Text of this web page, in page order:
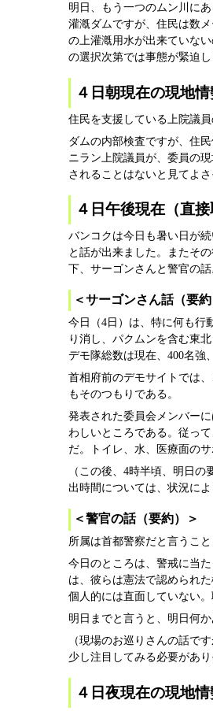
明日、もう一つのムン川に
灌漑ダムですが、住民は数
の上灌漑用水が出来ていな
の選択次第では事態が緊迫し
４日朝現在の現地
住民を支援している上院議
ダムの内部検査ですが、住
ニラン上院議員が、委員の
されることはないと見てよ
４日午後現在（直
バンコクは今日も暑い日が
と話が出来ました。またそ
下、サーゴンさんと警官の話
＜サーゴンさん話（要約
今日（4日）は、特に何も行
り消し、パクムンを含む東
デモ隊総数は現在、400名強
首相府前のデモサイトでは
もそのつもりである。
発表された委員会メンバー
わしいところである。従っ
だ。トイレ、水、医療面のサ
（この後、4時半頃、明日
出時間については、状況に
＜警官の話（要約）＞
所属は首都警察だと言うこと
今日のところは、警戒に当
は、彼らは憲法で認められ
個人的には直面していない
明日までと言うと、明日何
（現場のお巡りさんの話で
少し注目してみる必要があり
４日夜現在の現地